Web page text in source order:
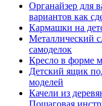
Органайзер для
вариантов как
Кармашки на
Металлический
самоделок
Кресло в форме
Детский ящик
моделей
Качели из